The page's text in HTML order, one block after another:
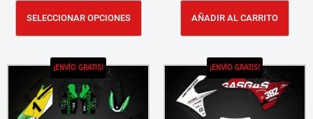
SELECCIONAR OPCIONES AÑADIR AL CARRITO
¡ENVÍO GRATIS! ¡ENVÍO GRATIS!